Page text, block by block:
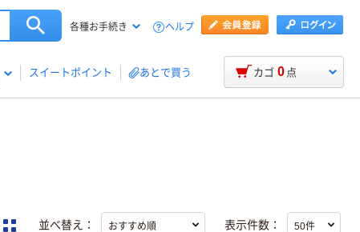
各種お手続き ヘルプ
スイートポイント あとで買う カゴ 0 点
並べ替え： 表示件数：